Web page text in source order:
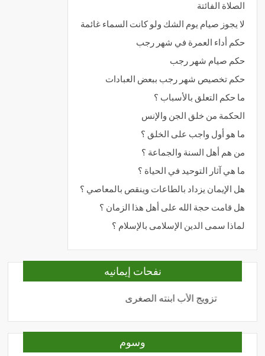
الصلاة الفائتة
لا يجوز صيام يوم الشك ولو كانت السماء غائمة
حكم أداء العمرة في شهر رجب
حكم صيام شهر رجب
حكم تخصيص شهر رجب ببعض العبادات
ما حكم التعلق بالأسباب ؟
الحكمة من خلق الجن والإنس
ما هو أول واجب على الخلق ؟
من هم أهل السنة والجماعة ؟
ما هي آثار التوحيد في الحياة ؟
هل الإيمان يزداد بالطاعات وينقص بالمعاصي ؟
هل قامت حجة الله على أهل هذا الزمان ؟
لماذا سمى الدين الإسلامى بالإسلام ؟
نفحات إيمانيه
تزويج الأب ابنته الصغرى
وسوم